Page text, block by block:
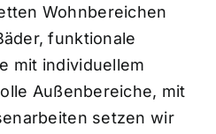
Wohnbereichen
funktionale
mit individuellem
Außenbereiche, mit
setzen wir